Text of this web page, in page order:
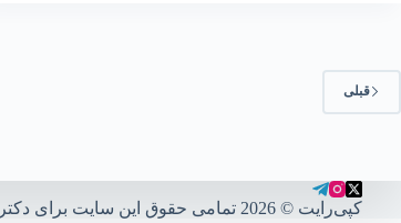
قبلی
کپی‌رایت © 2026 تمامی حقوق این سایت برای دکتر ارنست محفوظ است.